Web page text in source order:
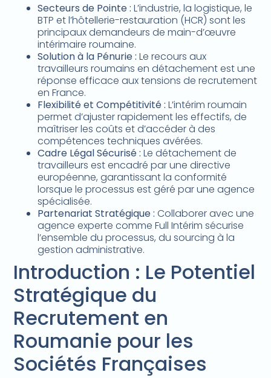
Secteurs de Pointe : L’industrie, la logistique, le
BTP et l’hôtellerie-restauration (HCR) sont les
principaux demandeurs de main-d’œuvre
intérimaire roumaine.
Solution à la Pénurie : Le recours aux
travailleurs roumains en détachement est une
réponse efficace aux tensions de recrutement
en France.
Flexibilité et Compétitivité : L’intérim roumain
permet d’ajuster rapidement les effectifs, de
maîtriser les coûts et d’accéder à des
compétences techniques avérées.
Cadre Légal Sécurisé : Le détachement de
travailleurs est encadré par une directive
européenne, garantissant la conformité
lorsque le processus est géré par une agence
spécialisée.
Partenariat Stratégique : Collaborer avec une
agence experte comme Full Intérim sécurise
l’ensemble du processus, du sourcing à la
gestion administrative.
Introduction : Le Potentiel
Stratégique du
Recrutement en
Roumanie pour les
Sociétés Françaises